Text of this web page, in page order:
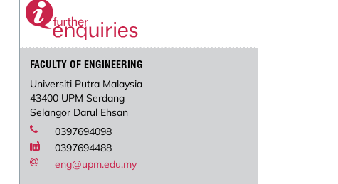
FACULTY OF ENGINEERING
Universiti Putra Malaysia
43400 UPM Serdang
Selangor Darul Ehsan
0397694098
0397694488
eng@upm.edu.my